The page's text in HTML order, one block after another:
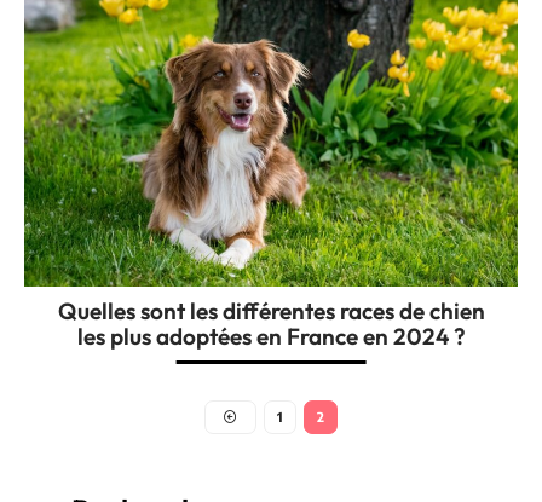
Quelles sont les différentes races de chien
les plus adoptées en France en 2024 ?
1 2